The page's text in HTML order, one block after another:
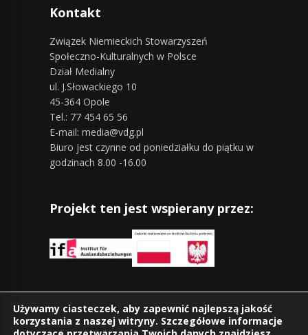
Kontakt
Związek Niemieckich Stowarzyszeń
Społeczno-Kulturalnych w Polsce
Dział Medialny
ul. J.Słowackiego 10
45-364 Opole
Tel.: 77 454 65 56
E-mail: media@vdg.pl
Biuro jest czynne od poniedziałku do piątku w
godzinach 8.00 -16.00
Projekt ten jest wspierany przez:
Znajdziesz nas również na:
Używamy ciasteczek, aby zapewnić najlepszą jakość
korzystania z naszej witryny. Szczegółowe informacje